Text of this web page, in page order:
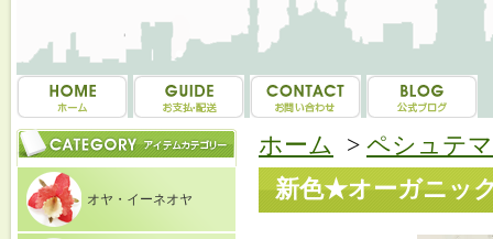
オヤ・イーネオヤ
ホーム > ペシュテ
新色★オーガニッ